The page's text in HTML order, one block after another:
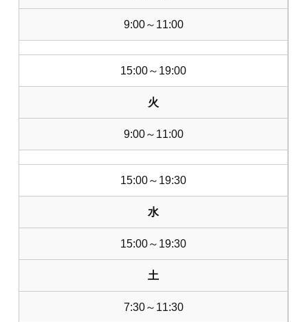
9:00～11:00
15:00～19:00
火
9:00～11:00
15:00～19:30
水
15:00～19:30
土
7:30～11:30